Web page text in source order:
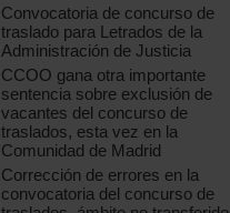
Convocatoria de concurso de
traslado para Letrados de la
Administración de Justicia
CCOO gana otra importante
sentencia sobre exclusión de
vacantes del concurso de
traslados, esta vez en la
Comunidad de Madrid
Corrección de errores en la
convocatoria del concurso de